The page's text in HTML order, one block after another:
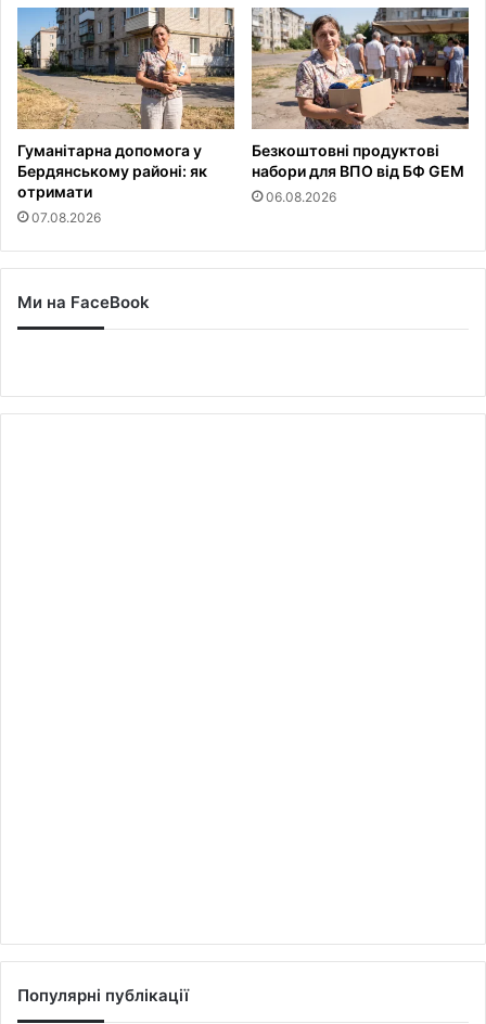
Гуманітарна допомога у
Бердянському районі: як
отримати
07.08.2026
Безкоштовні продуктові
набори для ВПО від БФ GEM
06.08.2026
Ми на FaceBook
Популярні публікації